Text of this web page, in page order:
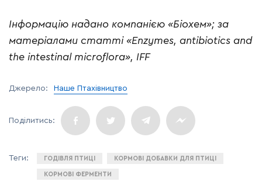
Інформацію надано компанією «Біохем»; за
матеріалами статті «Enzymes, antibiotics and
the intestinal microflora», IFF
Джерело: Наше Птахівництво
ГОДІВЛЯ ПТИЦІ КОРМОВІ ДОБАВКИ ДЛЯ ПТИЦІ
КОРМОВІ ФЕРМЕНТИ